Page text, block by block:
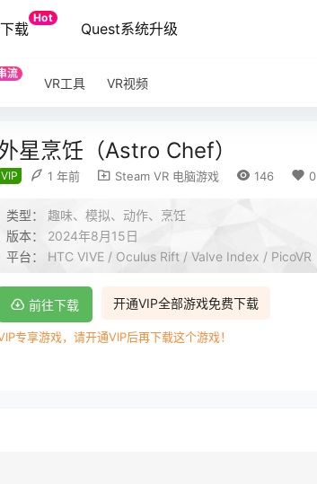
载
Hot
Quest系统升级
流
VR工具 VR视频
星烹饪（Astro Chef）
VIP 1 年前 Steam VR 电脑游戏 146 0
类型： 趣味、模拟、动作、烹饪
版本： 2024年8月15日
平台： HTC VIVE / Oculus Rift / Valve Index / PicoVR
开通VIP全部游戏免费下载
前往下载
专享游戏，请开通VIP后再下载这个游戏！